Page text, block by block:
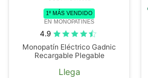
1º MÁS VENDIDO
EN MONOPATINES
4.9
Monopatín Eléctrico Gadnic
Recargable Plegable
Llega